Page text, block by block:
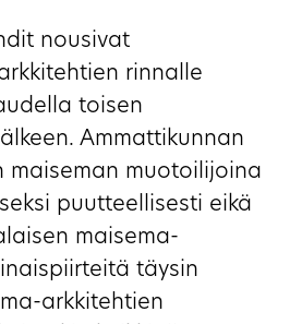
nousivat
rinnalle
toisen
Ammattikunnan
maiseman muotoilijoina
puutteellisesti eikä
maisema-
täysin
arkkitehtien